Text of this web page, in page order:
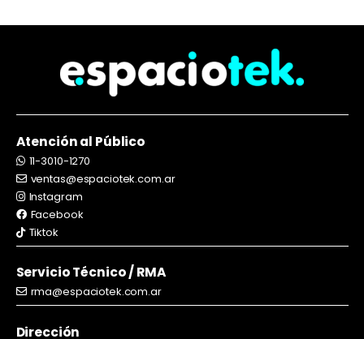
Atención al Público
11-3010-1270
ventas@espaciotek.com.ar
Instagram
Facebook
Tiktok
Servicio Técnico / RMA
rma@espaciotek.com.ar
Dirección